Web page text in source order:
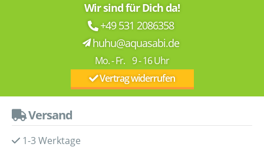
Wir sind für Dich da!
+49 531 2086358
huhu@aquasabi.de
Mo. - Fr. 9 - 16 Uhr
Vertrag widerrufen
Versand
1-3 Werktage